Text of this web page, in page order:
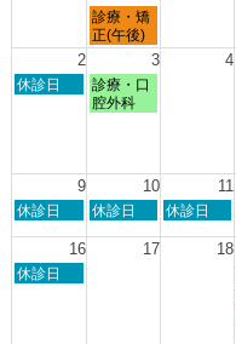
26th
7
月
27th
月
曜
日,
月
27th
診療・矯
正(午後)
2 3 4
日
2nd
休診日
月
曜
3rd
診療・口
腔外科
9 10 11
日
8
月
休診日
月
休診日
火
休診日
16 17 18
日
休診日